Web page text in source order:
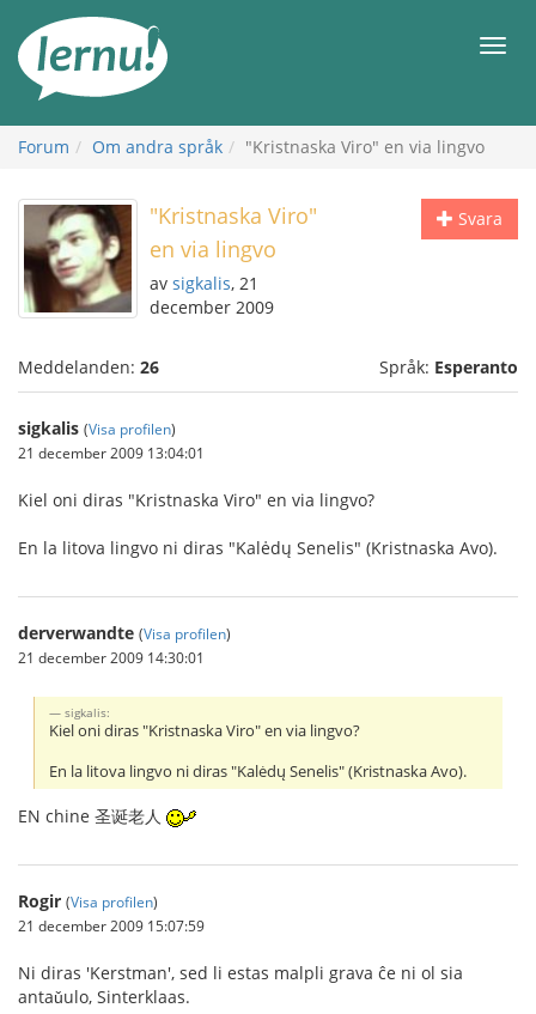
sidans
innehåll
Meny
Forum Om andra språk "Kristnaska Viro" en via lingvo
Svara
"Kristnaska Viro"
en via lingvo
av sigkalis, 21
december 2009
Meddelanden: 26 Språk: Esperanto
sigkalis (Visa profilen)
21 december 2009 13:04:01
Kiel oni diras "Kristnaska Viro" en via lingvo?
En la litova lingvo ni diras "Kalėdų Senelis" (Kristnaska Avo).
derverwandte (Visa profilen)
21 december 2009 14:30:01
sigkalis:
Kiel oni diras "Kristnaska Viro" en via lingvo?
En la litova lingvo ni diras "Kalėdų Senelis" (Kristnaska Avo).
EN chine 圣诞老人
Rogir (Visa profilen)
21 december 2009 15:07:59
Ni diras 'Kerstman', sed li estas malpli grava ĉe ni ol sia
antaǔulo, Sinterklaas.